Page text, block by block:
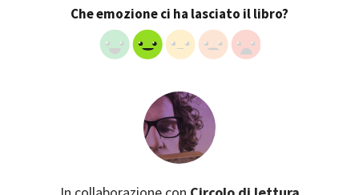
Che emozione ci ha lasciato il libro?